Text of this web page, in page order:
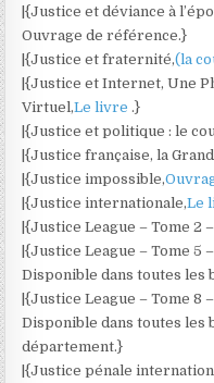
|{Justice et déviance à
Ouvrage de référence.}
|{Justice et fraternité,(la
|{Justice et Internet, Une
Virtuel,Le livre.}
|{Justice et politique : le
|{Justice française, la
|{Justice impossible,
|{Justice internationale,Le
|{Justice League – Tome 2
|{Justice League – Tome 5
Disponible dans toutes les
|{Justice League – Tome 8
Disponible dans toutes les
département.}
|{Justice pénale